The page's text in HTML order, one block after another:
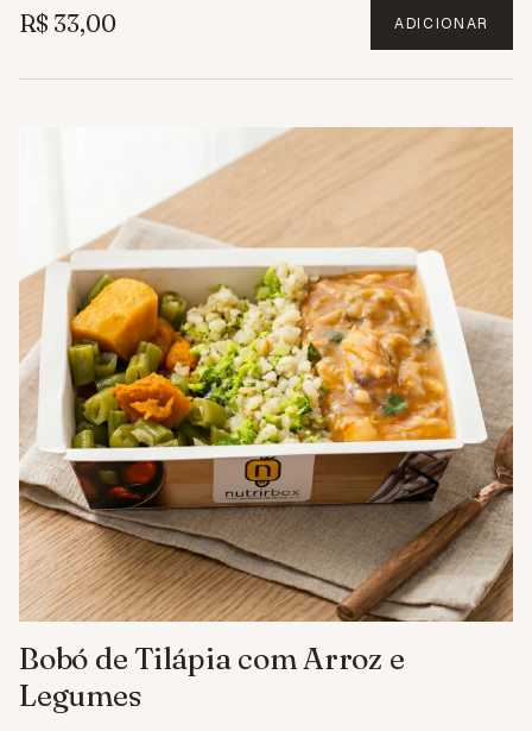
R$ 33,00 ADICIONAR
Bobó de Tilápia com Arroz e
Legumes